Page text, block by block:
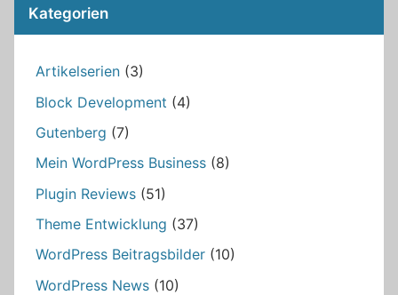
Kategorien
Artikelserien (3)
Block Development (4)
Gutenberg (7)
Mein WordPress Business (8)
Plugin Reviews (51)
Theme Entwicklung (37)
WordPress Beitragsbilder (10)
WordPress News (10)